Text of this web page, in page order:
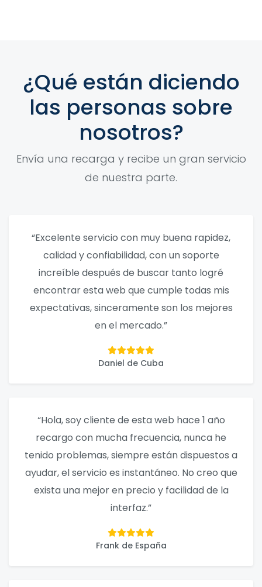
¿Qué están diciendo
las personas sobre
nosotros?
Envía una recarga y recibe un gran servicio
de nuestra parte.
“Excelente servicio con muy buena rapidez,
calidad y confiabilidad, con un soporte
increíble después de buscar tanto logré
encontrar esta web que cumple todas mis
expectativas, sinceramente son los mejores
en el mercado.”
Daniel de Cuba
“Hola, soy cliente de esta web hace 1 año
recargo con mucha frecuencia, nunca he
tenido problemas, siempre están dispuestos a
ayudar, el servicio es instantáneo. No creo que
exista una mejor en precio y facilidad de la
interfaz.”
Frank de España